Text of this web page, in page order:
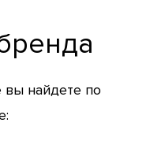
вы найдете по